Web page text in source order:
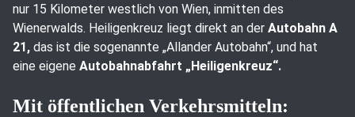
nur 15 Kilometer westlich von Wien, inmitten des
Wienerwalds. Heiligenkreuz liegt direkt an der Autobahn A
21, das ist die sogenannte „Allander Autobahn“, und hat
eine eigene Autobahnabfahrt „Heiligenkreuz“.
Mit öffentlichen Verkehrsmitteln: